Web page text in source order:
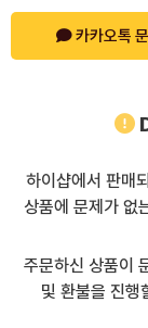
카카오톡
하이샵에서 판매
상품에 문제가 없
주문하신 상품이
및 환불을 진행